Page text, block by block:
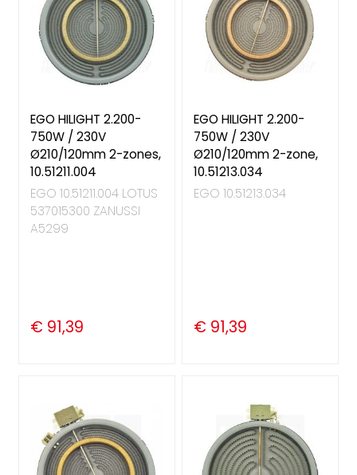
EGO HILIGHT 2.200-
750W / 230V
Ø210/120mm 2-zones,
10.51211.004
EGO 10.51211.004 LOTUS
537015300 ZANUSSI
A5299
€ 91,39
EGO HILIGHT 2.200-
750W / 230V
Ø210/120mm 2-zone,
10.51213.034
EGO 10.51213.034
€ 91,39